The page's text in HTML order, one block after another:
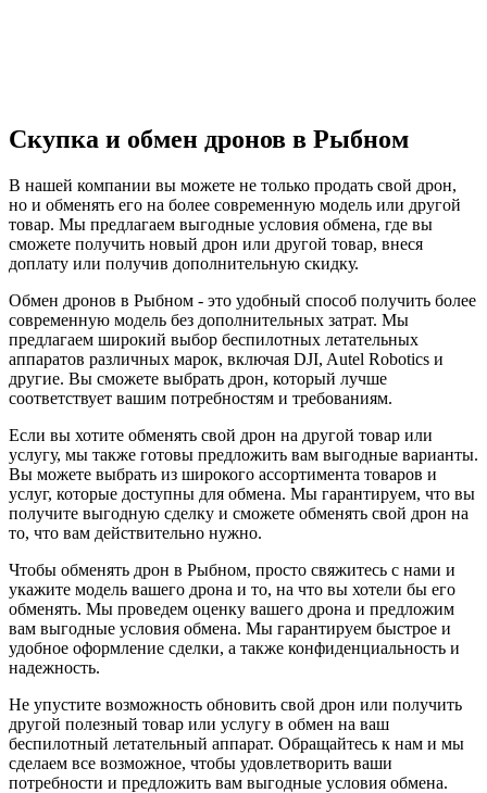
Скупка и обмен дронов в Рыбном
В нашей компании вы можете не только продать свой дрон,
но и обменять его на более современную модель или другой
товар. Мы предлагаем выгодные условия обмена, где вы
сможете получить новый дрон или другой товар, внеся
доплату или получив дополнительную скидку.
Обмен дронов в Рыбном - это удобный способ получить более
современную модель без дополнительных затрат. Мы
предлагаем широкий выбор беспилотных летательных
аппаратов различных марок, включая DJI, Autel Robotics и
другие. Вы сможете выбрать дрон, который лучше
соответствует вашим потребностям и требованиям.
Если вы хотите обменять свой дрон на другой товар или
услугу, мы также готовы предложить вам выгодные варианты.
Вы можете выбрать из широкого ассортимента товаров и
услуг, которые доступны для обмена. Мы гарантируем, что вы
получите выгодную сделку и сможете обменять свой дрон на
то, что вам действительно нужно.
Чтобы обменять дрон в Рыбном, просто свяжитесь с нами и
укажите модель вашего дрона и то, на что вы хотели бы его
обменять. Мы проведем оценку вашего дрона и предложим
вам выгодные условия обмена. Мы гарантируем быстрое и
удобное оформление сделки, а также конфиденциальность и
надежность.
Не упустите возможность обновить свой дрон или получить
другой полезный товар или услугу в обмен на ваш
беспилотный летательный аппарат. Обращайтесь к нам и мы
сделаем все возможное, чтобы удовлетворить ваши
потребности и предложить вам выгодные условия обмена.